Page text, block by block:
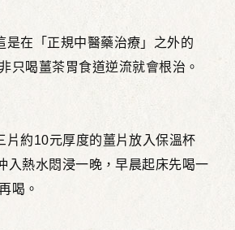
是在「正規中醫藥治療」之外的
只喝薑茶胃食道逆流就會根治。
片約10元厚度的薑片放入保溫杯
入熱水悶浸一晚，早晨起床先喝一
喝。